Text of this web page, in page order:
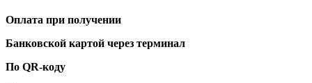
Оплата при получении
Банковской картой через терминал
По QR-коду